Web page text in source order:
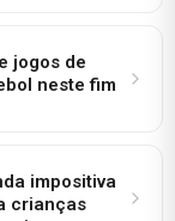
jogos de
neste fim
impositiva
crianças